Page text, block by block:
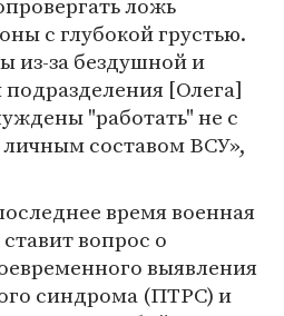
ложь
с глубокой грустью.
из-за бездушной и
[Олега]
"работать" не с
составом ВСУ»,
время военная
вопрос о
выявления
синдрома (ПТРС) и